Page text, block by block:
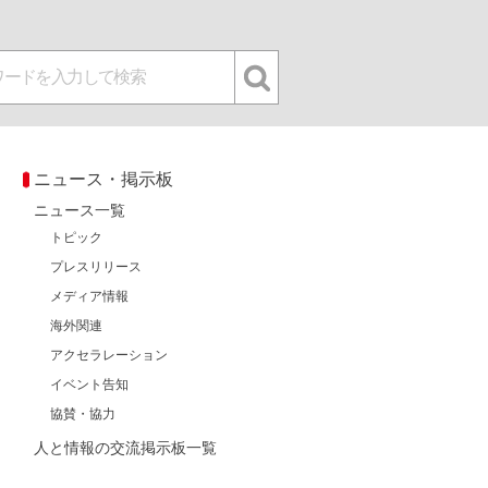
ニュース・掲示板
ニュース一覧
トピック
プレスリリース
メディア情報
海外関連
アクセラレーション
イベント告知
協賛・協力
人と情報の交流掲示板一覧